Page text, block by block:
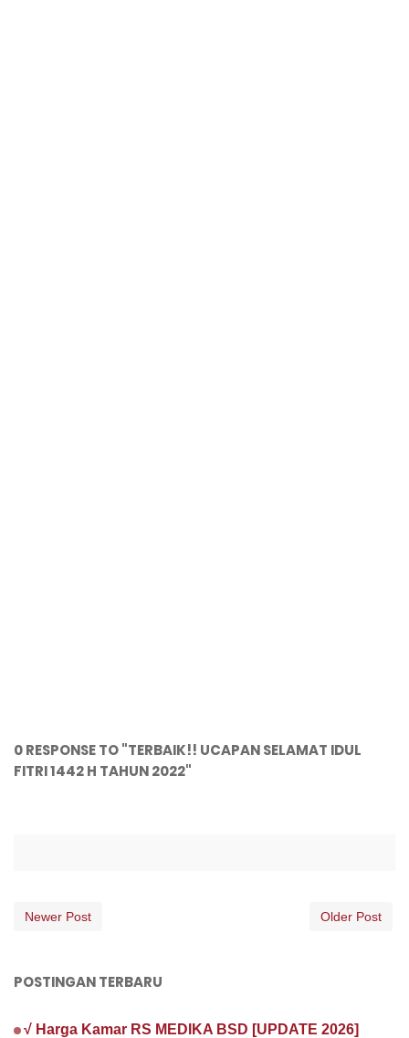
0 RESPONSE TO "TERBAIK!! UCAPAN SELAMAT IDUL
FITRI 1442 H TAHUN 2022"
Newer Post Older Post
POSTINGAN TERBARU
√ Harga Kamar RS MEDIKA BSD [UPDATE 2026]